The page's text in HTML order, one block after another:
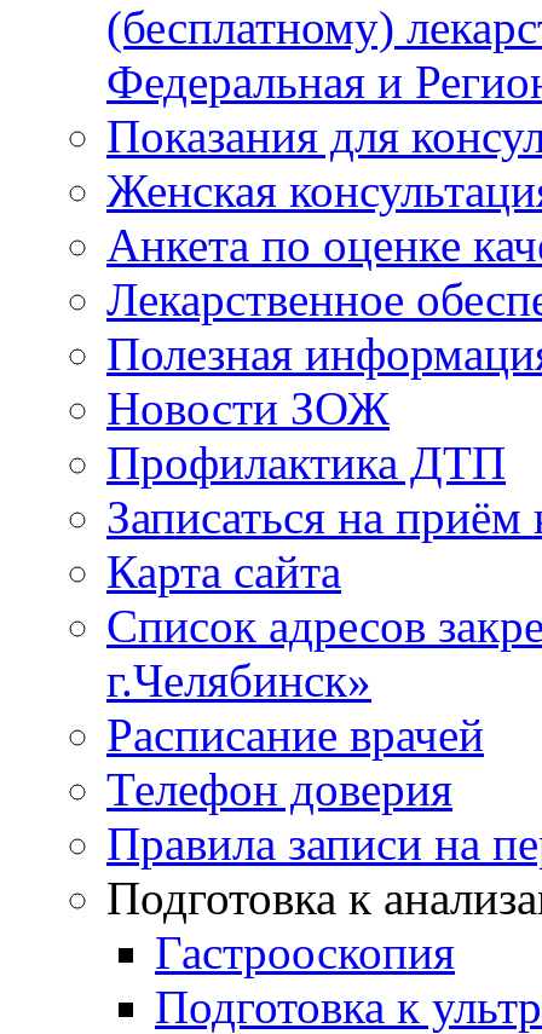
(бесплатному)
Федеральная и
Показания для
Женская
Анкета по оценке
Лекарственное
Полезная
Новости ЗОЖ
Профилактика ДТП
Записаться на приём
Карта сайта
Список адресов
г.Челябинск»
Расписание врачей
Телефон доверия
Правила записи на
Подготовка к
Гастрооскопия
Подготовка к